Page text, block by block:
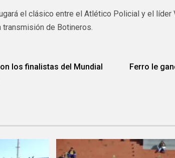
el clásico entre el Atlético Policial y el
transmisión de Botineros.
los finalistas del Mundial
Ferro le